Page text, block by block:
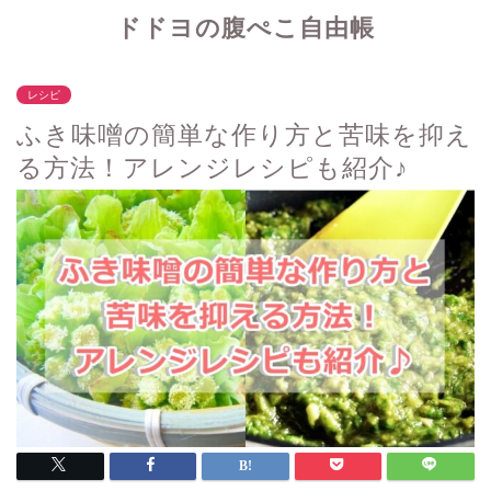
ドドヨの腹ぺこ自由帳
レシピ
ふき味噌の簡単な作り方と苦味を抑え
る方法！アレンジレシピも紹介♪